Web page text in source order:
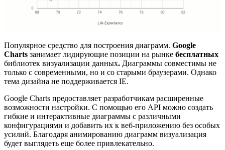
Популярное средство для построения диаграмм. Google
Charts занимает лидирующие позиции на рынке бесплатных
библиотек визуализации данных. Диаграммы совместимы не
только с современными, но и со старыми браузерами. Однако
тема дизайна не поддерживается IE.
Google Charts предоставляет разработчикам расширенные
возможности настройки. С помощью его API можно создать
гибкие и интерактивные диаграммы с различными
конфигурациями и добавить их к веб-приложению без особых
усилий. Благодаря анимированию диаграмм визуализация
будет выглядеть еще более привлекательно.